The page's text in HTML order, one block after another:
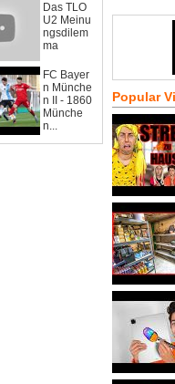
Das TLO
U2 Meinu
ngsdilem
ma
FC Bayer
n Münche
n II - 1860
Münche
n...
Popular